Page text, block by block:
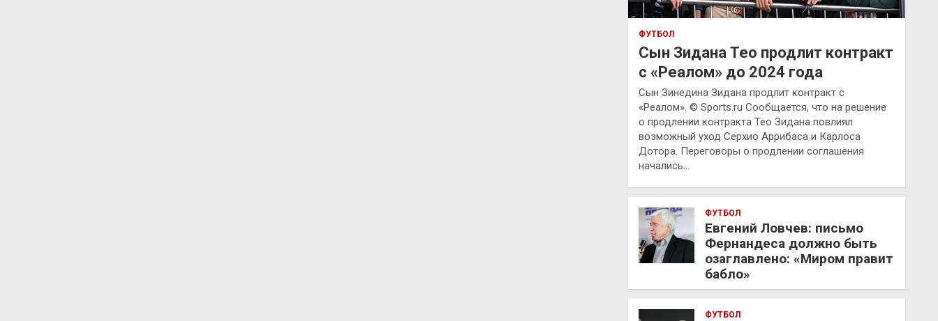
ФУТБОЛ
Сын Зидана Тео продлит контракт
с «Реалом» до 2024 года
Сын Зинедина Зидана продлит контракт с
«Реалом». © Sports.ru Сообщается, что на решение
о продлении контракта Тео Зидана повлиял
возможный уход Серхио Аррибаса и Карлоса
Дотора. Переговоры о продлении соглашения
начались…
ФУТБОЛ
Евгений Ловчев: письмо
Фернандеса должно быть
озаглавлено: «Миром правит
бабло»
ФУТБОЛ